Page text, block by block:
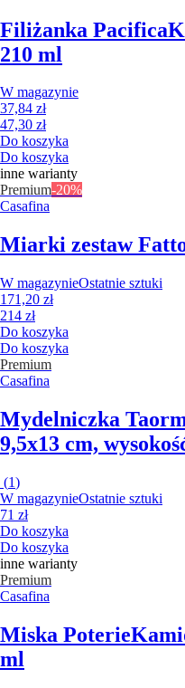
Filiżanka Pacifica
210 ml
W magazynie
37,84 zł
47,30 zł
Do koszyka
Do koszyka
inne warianty
Premium-20%
Casafina
Miarki zestaw
W magazynieOstatnie sztuki
171,20 zł
214 zł
Do koszyka
Do koszyka
Premium
Casafina
Mydelniczka
9,5x13 cm,
(1)
W magazynieOstatnie sztuki
71 zł
Do koszyka
Do koszyka
inne warianty
Premium
Casafina
Miska Poterie
ml